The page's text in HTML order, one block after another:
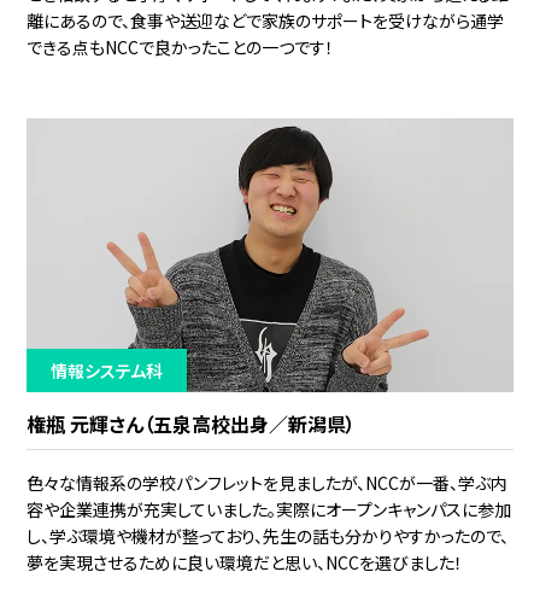
離にあるので、食事や送迎などで家族のサポートを受けながら通学
できる点もNCCで良かったことの一つです！
情報システム科
権瓶 元輝さん（五泉高校出身／新潟県）
色々な情報系の学校パンフレットを見ましたが、NCCが一番、学ぶ内
容や企業連携が充実していました。実際にオープンキャンパスに参加
し、学ぶ環境や機材が整っており、先生の話も分かりやすかったので、
夢を実現させるために良い環境だと思い、NCCを選びました！